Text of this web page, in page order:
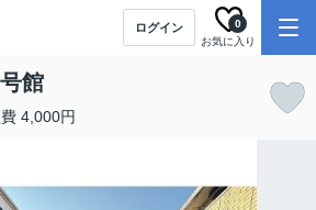
ログイン
お気に入り
0
館
4,000円